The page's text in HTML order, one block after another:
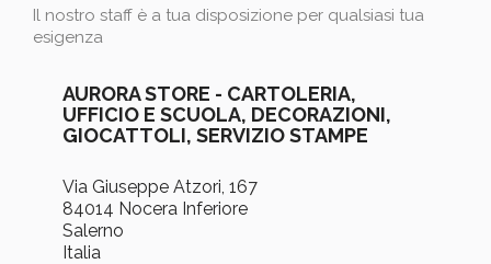
Il nostro staff è a tua disposizione per qualsiasi tua
esigenza
AURORA STORE - CARTOLERIA,
UFFICIO E SCUOLA, DECORAZIONI,
GIOCATTOLI, SERVIZIO STAMPE
Via Giuseppe Atzori, 167
84014 Nocera Inferiore
Salerno
Italia